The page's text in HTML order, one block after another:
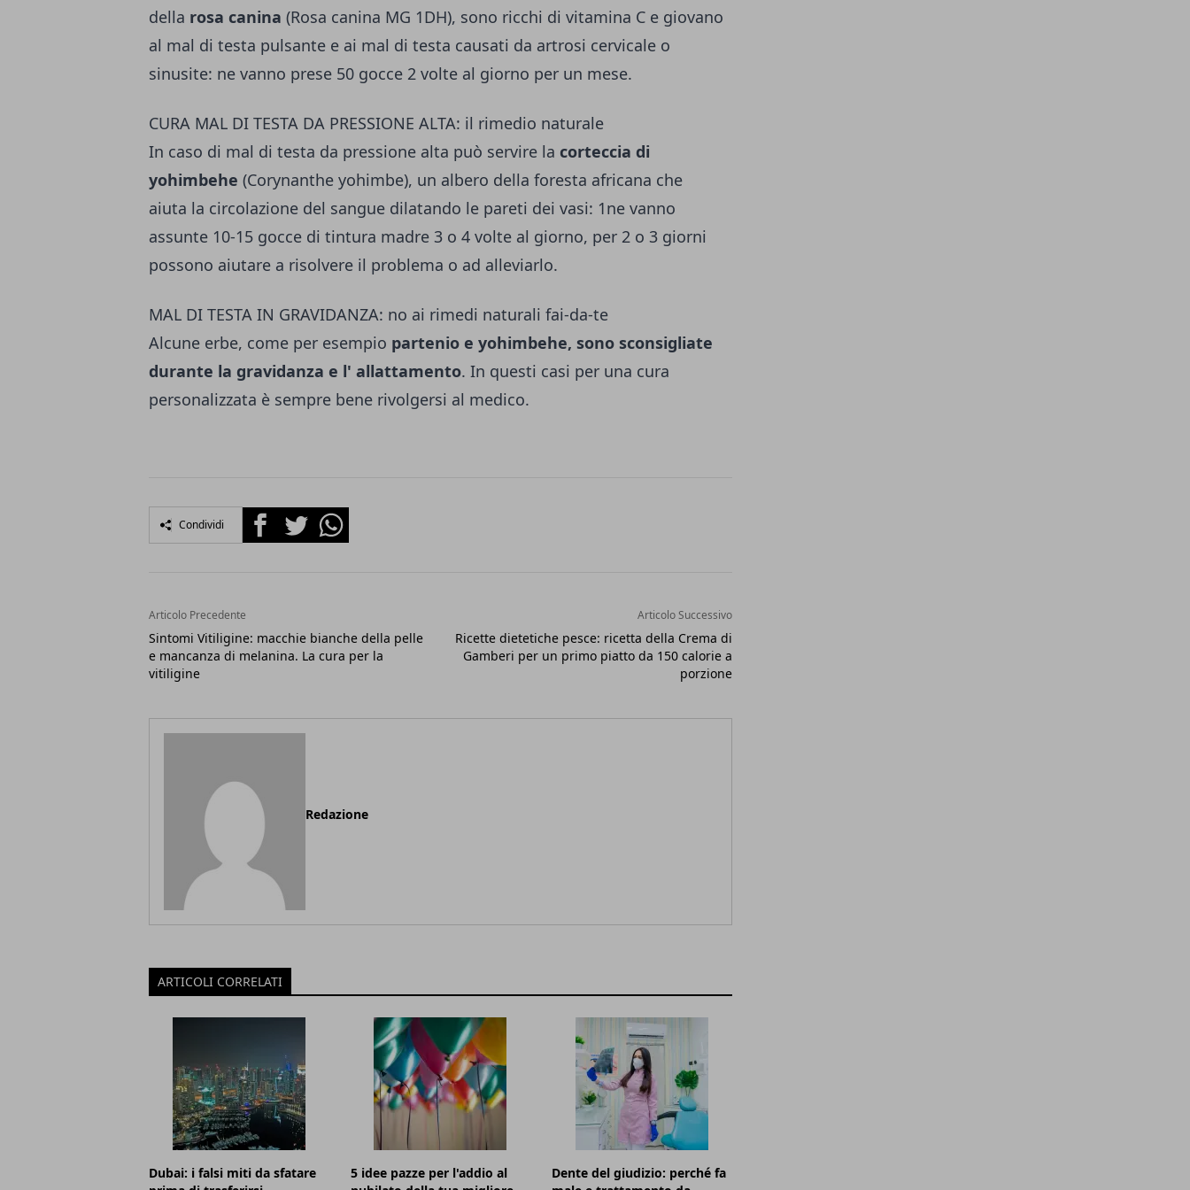
della rosa canina (Rosa canina MG 1DH), sono ricchi di vita­mina C e giovano
al mal di testa pulsante e ai mal di testa causa­ti da artrosi cervicale o
sinusite: ne vanno prese 50 gocce 2 volte al giorno per un mese.
CURA MAL DI TESTA DA PRESSIONE ALTA: il rimedio naturale
In caso di mal di testa da pressione al­ta può servire la cor­teccia di
yohimbehe (Corynanthe yohimbe), un albero della foresta africana che
aiuta la circolazione del sangue dilatan­do le pareti dei vasi: 1ne vanno
assunte 10-15 gocce di tin­tura madre 3 o 4 volte al giorno, per 2 o 3 giorni
possono aiutare a risolvere il problema o ad alle­viarlo.
MAL DI TESTA IN GRAVIDANZA: no ai rimedi naturali fai-da-te
Alcune erbe, come per esempio partenio e yohimbehe, sono sconsigliate
durante la gravidanza e l' allattamento. In questi casi per una cura
personalizzata è sempre bene rivolgersi al medico.
Condividi FacebookTwitterWhatsapp
Articolo Precedente
Sintomi Vitiligine: macchie bianche della pelle
e mancanza di melanina. La cura per la
vitiligine
Articolo Successivo
Ricette dietetiche pesce: ricetta della Crema di
Gamberi per un primo piatto da 150 calorie a
porzione
Redazione
ARTICOLI CORRELATI
Dubai: i falsi miti da sfatare
5 idee pazze per l'addio al
Dente del giudizio: perché fa